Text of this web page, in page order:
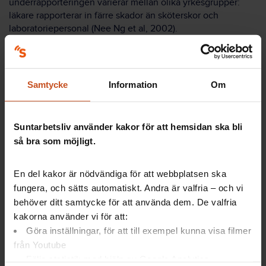
Samtycke Information Om
Suntarbetsliv använder kakor för att hemsidan ska bli
så bra som möjligt.
En del kakor är nödvändiga för att webbplatsen ska
fungera, och sätts automatiskt. Andra är valfria – och vi
behöver ditt samtycke för att använda dem. De valfria
kakorna använder vi för att:
Göra inställningar, för att till exempel kunna visa filmer
från Youtube
underrapporteringen varierar mellan olika yrkesgrupper:
läkare rapporterar in färre skador än sköterskor och
laboratoriepersonal (Nee Ng et al, 2002).
2009 hade Smittskyddsinstitutet fokus på smittvägar i
hepatit B och C under åren 1993–2009
(Smittskyddsinstitutet, 2010).
Hepatit
Läkare 0 0 0 2
U-sköt,
biträde
0 0